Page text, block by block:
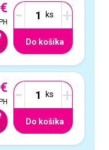
- +
Do košíka
- +
Do košíka